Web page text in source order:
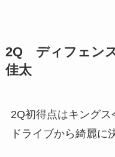
2Q ディフェン
佳太
2Q初得点はキング
ドライブから綺麗に